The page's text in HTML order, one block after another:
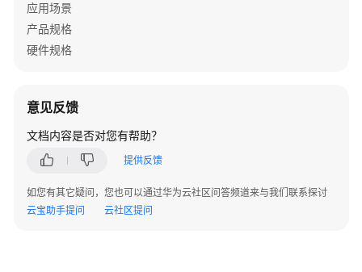
入
门
指
南
指
南
应用场景
产品规格
硬件规格
意见反馈
文档内容是否对您有帮助？
提供反馈
如您有其它疑问，您也可以通过华为云社区问答频道来与我们联系探讨
云宝助手提问
云社区提问